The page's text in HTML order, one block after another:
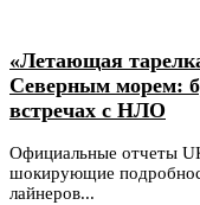
«Летающая
Северным морем:
встречах с НЛО
Официальные отчеты
шокирующие
лайнеров...